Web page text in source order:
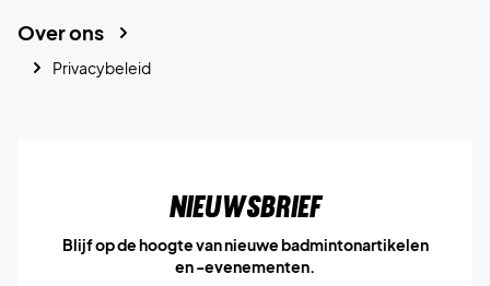
Over ons
Privacybeleid
Nieuwsbrief
Blijf op de hoogte van nieuwe badmintonartikelen
en -evenementen.